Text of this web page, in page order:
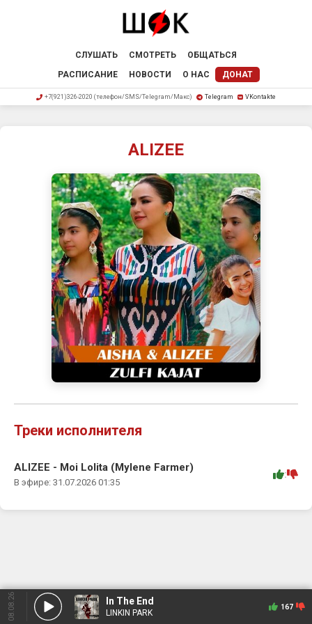
СЛУШАТЬ СМОТРЕТЬ
ОБЩАТЬСЯ
РАСПИСАНИЕ
НОВОСТИ О НАС ДОНАТ
+7(921)326-2020 (телефон/SMS/Telegram/Макс) Telegram VKontakte
ALIZEE
Треки исполнителя
ALIZEE - Moi Lolita (Mylene Farmer)
В эфире: 31.07.2026 01:35
:
08.08.26 In The End
LINKIN PARK
167